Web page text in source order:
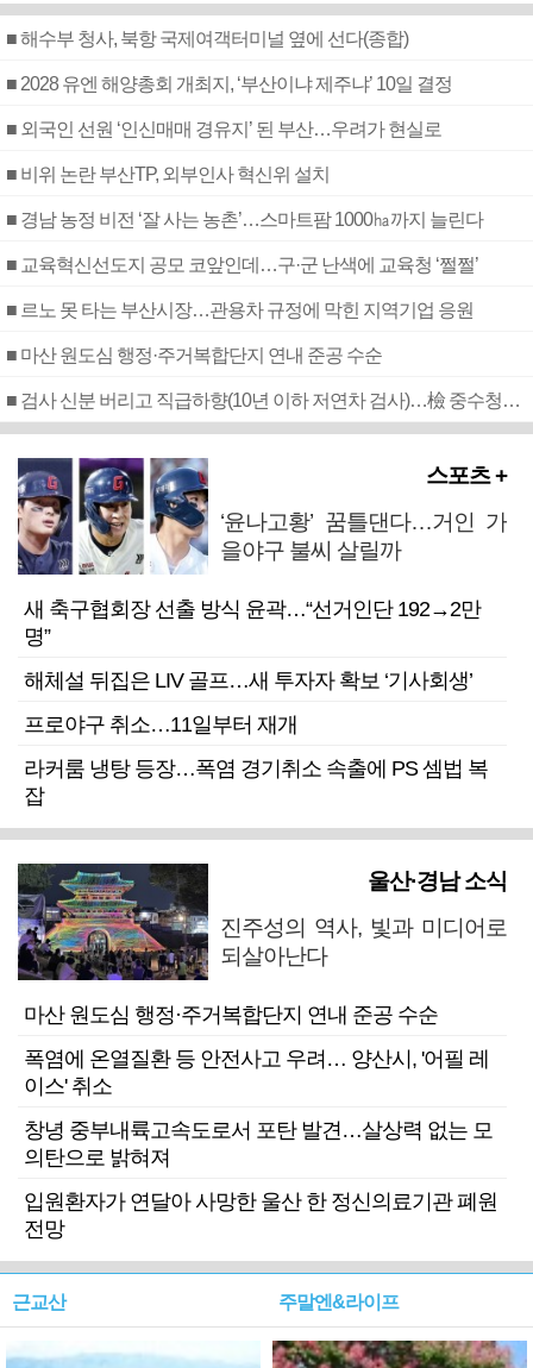
■ 해수부 청사, 북항 국제여객터미널 옆에 선다(종합)
■ 2028 유엔 해양총회 개최지, ‘부산이냐 제주냐’ 10일 결정
■ 외국인 선원 ‘인신매매 경유지’ 된 부산…우려가 현실로
■ 비위 논란 부산TP, 외부인사 혁신위 설치
■ 경남 농정 비전 ‘잘 사는 농촌’…스마트팜 1000㏊까지 늘린다
■ 교육혁신선도지 공모 코앞인데…구·군 난색에 교육청 ‘쩔쩔’
■ 르노 못 타는 부산시장…관용차 규정에 막힌 지역기업 응원
■ 마산 원도심 행정·주거복합단지 연내 준공 수순
■ 검사 신분 버리고 직급하향(10년 이하 저연차 검사)…檢 중수청행 기피
스포츠 +
‘윤나고황’ 꿈틀댄다…거인 가
을야구 불씨 살릴까
새 축구협회장 선출 방식 윤곽…“선거인단 192→2만
명”
해체설 뒤집은 LIV 골프…새 투자자 확보 ‘기사회생’
프로야구 취소…11일부터 재개
라커룸 냉탕 등장…폭염 경기취소 속출에 PS 셈법 복
잡
울산·경남 소식
진주성의 역사, 빛과 미디어로
되살아난다
마산 원도심 행정·주거복합단지 연내 준공 수순
폭염에 온열질환 등 안전사고 우려… 양산시, '어필 레
이스' 취소
창녕 중부내륙고속도로서 포탄 발견…살상력 없는 모
의탄으로 밝혀져
입원환자가 연달아 사망한 울산 한 정신의료기관 폐원
전망
근교산 주말엔&라이프